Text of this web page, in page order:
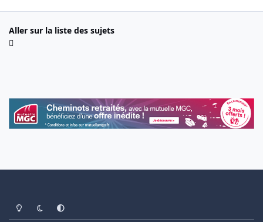
Aller sur la liste des sujets
Light ModeDark ModeSystem Preference